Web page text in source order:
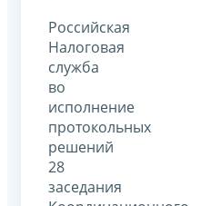
Российская
Налоговая
служба
во
исполнение
протокольных
решений
28
заседания